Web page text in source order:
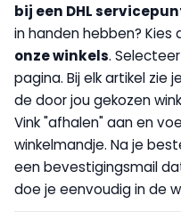
bij een DHL
in handen hebben? Kies
onze winkels.
pagina. Bij elk artikel zie
de door jou gekozen
Vink "afhalen" aan en
winkelmandje. Na je
een bevestigingsmail
doe je eenvoudig in de